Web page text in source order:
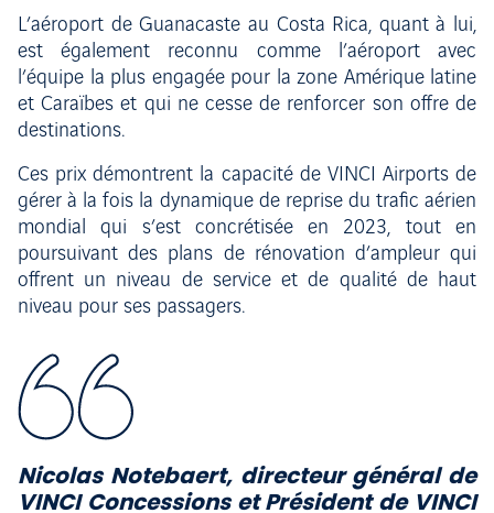
L’aéroport de Guanacaste au Costa Rica, quant à lui,
est également reconnu comme l’aéroport avec
l’équipe la plus engagée pour la zone Amérique latine
et Caraïbes et qui ne cesse de renforcer son offre de
destinations.
Ces prix démontrent la capacité de VINCI Airports de
gérer à la fois la dynamique de reprise du trafic aérien
mondial qui s’est concrétisée en 2023, tout en
poursuivant des plans de rénovation d’ampleur qui
offrent un niveau de service et de qualité de haut
niveau pour ses passagers.
Nicolas Notebaert, directeur général de
VINCI Concessions et Président de VINCI